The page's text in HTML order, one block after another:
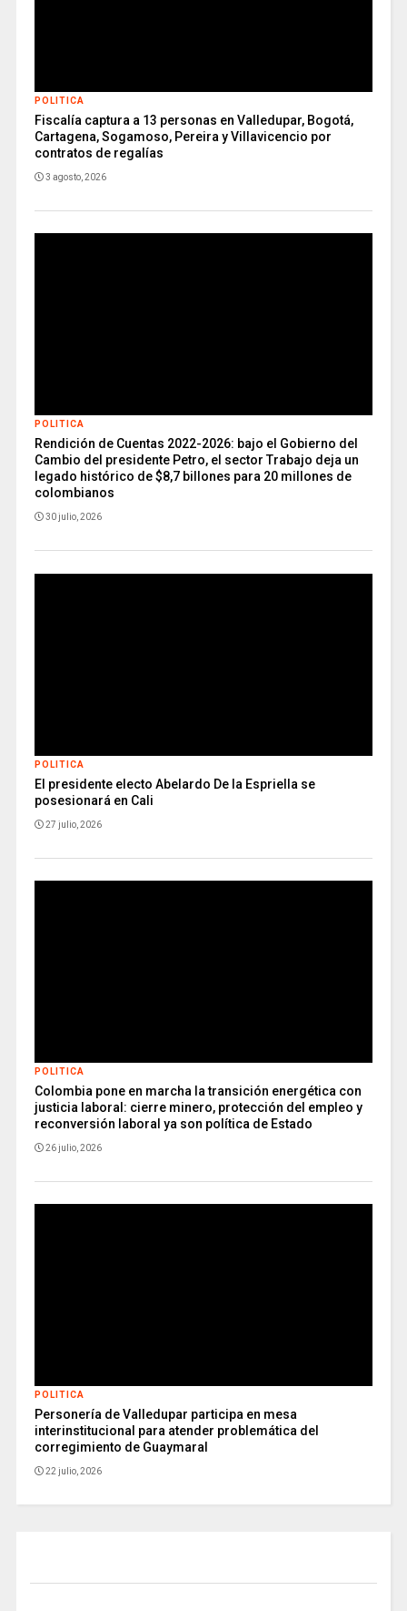
POLITICA
Fiscalía captura a 13 personas en Valledupar, Bogotá,
Cartagena, Sogamoso, Pereira y Villavicencio por
contratos de regalías
3 agosto, 2026
POLITICA
Rendición de Cuentas 2022-2026: bajo el Gobierno del
Cambio del presidente Petro, el sector Trabajo deja un
legado histórico de $8,7 billones para 20 millones de
colombianos
30 julio, 2026
POLITICA
El presidente electo Abelardo De la Espriella se
posesionará en Cali
27 julio, 2026
POLITICA
Colombia pone en marcha la transición energética con
justicia laboral: cierre minero, protección del empleo y
reconversión laboral ya son política de Estado
26 julio, 2026
POLITICA
Personería de Valledupar participa en mesa
interinstitucional para atender problemática del
corregimiento de Guaymaral
22 julio, 2026